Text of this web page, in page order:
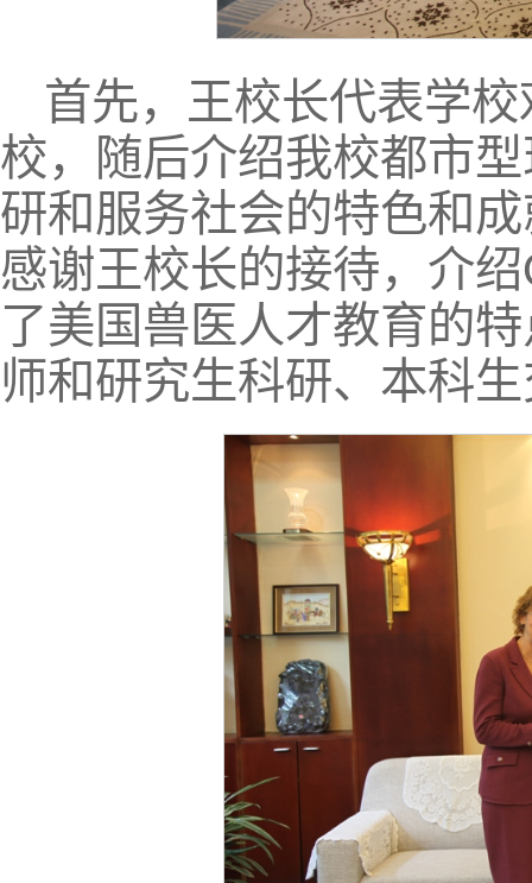
首先，王校长代表学
校，随后介绍我校都市
研和服务社会的特色和
感谢王校长的接待，介
了美国兽医人才教育的
师和研究生科研、本科